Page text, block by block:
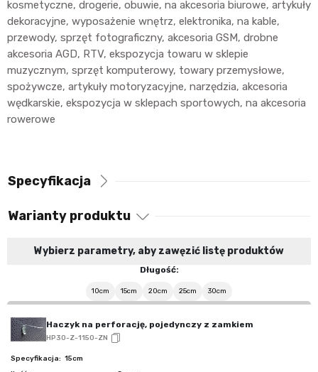
kosmetyczne, drogerie, obuwie, na akcesoria biurowe, artykuły
dekoracyjne, wyposażenie wnętrz, elektronika, na kable,
przewody, sprzęt fotograficzny, akcesoria GSM, drobne
akcesoria AGD, RTV, ekspozycja towaru w sklepie
muzycznym, sprzęt komputerowy, towary przemysłowe,
spożywcze, artykuły motoryzacyjne, narzędzia, akcesoria
wędkarskie, ekspozycja w sklepach sportowych, na akcesoria
rowerowe
Specyfikacja
Warianty produktu
Wybierz parametry, aby zawęzić listę produktów
Długość:
10cm 15cm 20cm 25cm 30cm
Haczyk na perforację, pojedynczy z zamkiem
HP30-Z-1150-ZN
15cm